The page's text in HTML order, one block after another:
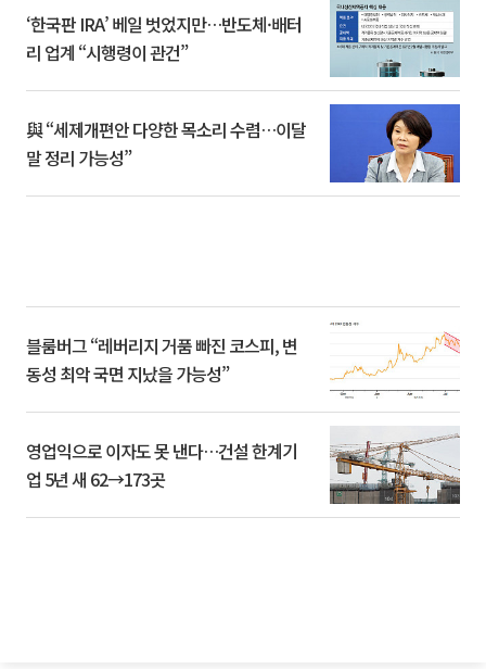
‘한국판 IRA’ 베일 벗었지만…반도체·배터
리 업계 “시행령이 관건”
與 “세제개편안 다양한 목소리 수렴…이달
말 정리 가능성”
블룸버그 “레버리지 거품 빠진 코스피, 변
동성 최악 국면 지났을 가능성”
영업익으로 이자도 못 낸다…건설 한계기
업 5년 새 62→173곳